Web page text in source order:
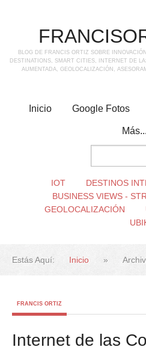
BLOG DE FRANCIS ORTIZ SOBRE
DESTINATIONS, SMART CITIES, INTERNET DE
AUMENTADA, GEOLOCALIZACIÓN,
Inicio Google Fotos
Más...
IOT DESTINOS
BUSINESS VIEWS -
GEOLOCALIZACIÓN
Estás Aquí: Inicio »
FRANCIS ORTIZ
Internet de las